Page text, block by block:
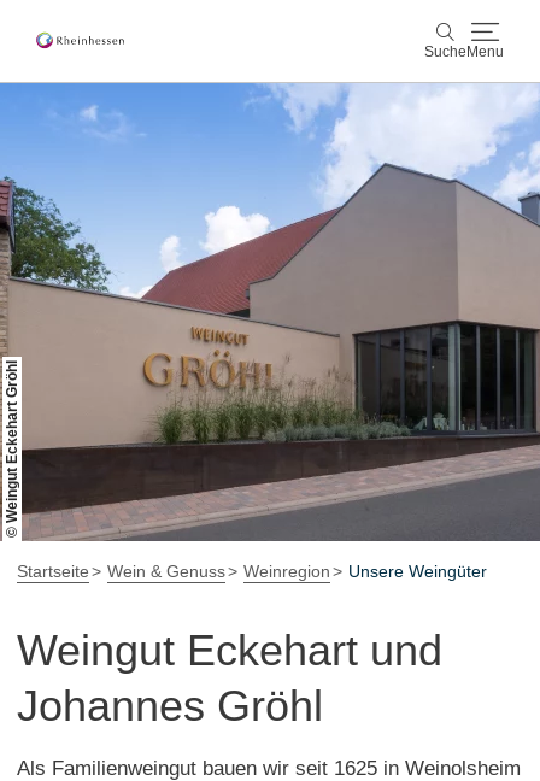
Suche Menu
Suche
Wein & Genuss
Aktiv & Natur
Kultur & Städte
Veranstaltungen
Buchung & Service
ShopRheinhessen-Blog Karte
© Weingut Eckehart Gröhl
Startseite Wein & Genuss Weinregion Unsere Weingüter
Weingut Eckehart und
Johannes Gröhl
Als Familienweingut bauen wir seit 1625 in Weinolsheim